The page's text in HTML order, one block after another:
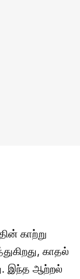
காற்று
காதல்
இந்த ஆற்றல்